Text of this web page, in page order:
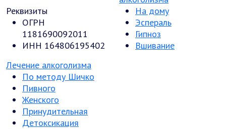
Реквизиты
ОГРН
1181690092011
ИНН 164806195402
На дому
Эспераль
Гипноз
Вшивание
Лечение алкоголизма
По методу Шичко
Пивного
Женского
Принудительная
Детоксикация